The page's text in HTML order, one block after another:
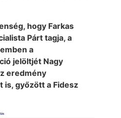
hogy Farkas
Párt tagja, a
a
jelöltjét Nagy
eredmény
is, győzött a Fidesz